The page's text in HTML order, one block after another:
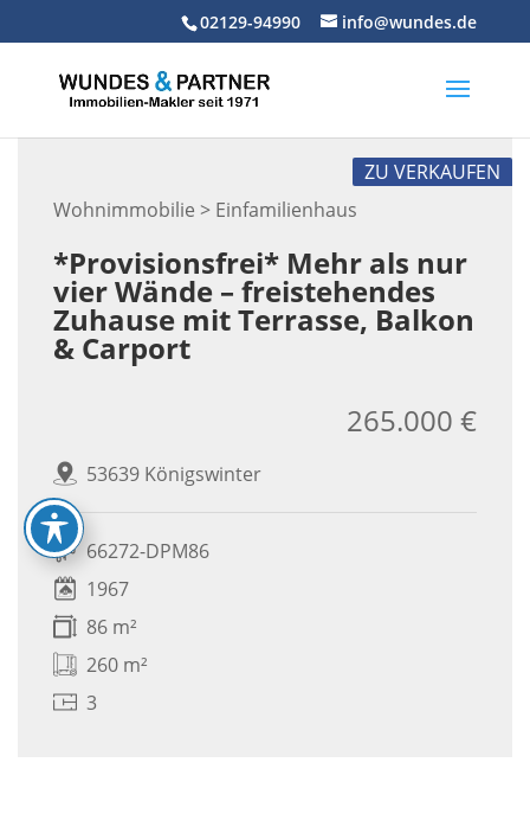
02129-94990 info@wundes.de
Wohnimmobilie > Einfamilienhaus
ZU VERKAUFEN
*Provisionsfrei* Mehr als nur
vier Wände – freistehendes
Zuhause mit Terrasse, Balkon
& Carport
53639 Königswinter
265.000 €
66272-DPM86
1967
86 m²
260 m²
3